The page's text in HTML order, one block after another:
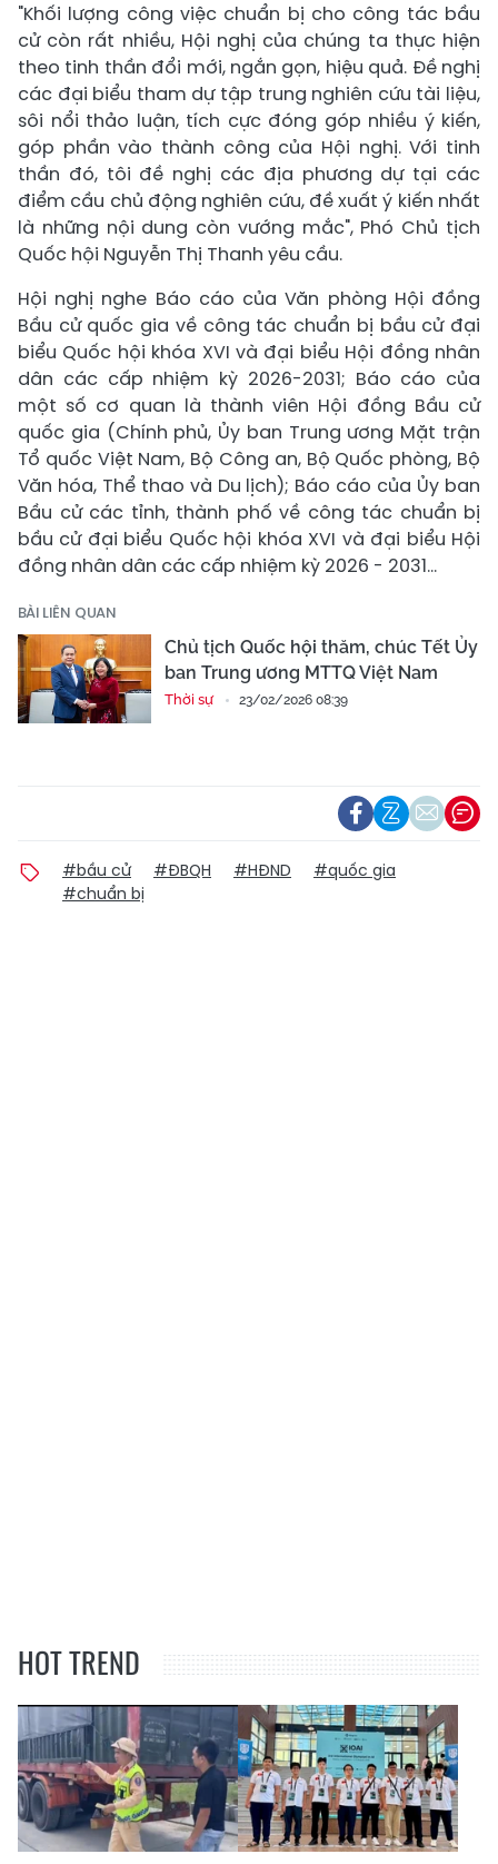
"Khối lượng công việc chuẩn bị cho công tác bầu
cử còn rất nhiều, Hội nghị của chúng ta thực hiện
theo tinh thần đổi mới, ngắn gọn, hiệu quả. Đề nghị
các đại biểu tham dự tập trung nghiên cứu tài liệu,
sôi nổi thảo luận, tích cực đóng góp nhiều ý kiến,
góp phần vào thành công của Hội nghị. Với tinh
thần đó, tôi đề nghị các địa phương dự tại các
điểm cầu chủ động nghiên cứu, đề xuất ý kiến nhất
là những nội dung còn vướng mắc", Phó Chủ tịch
Quốc hội Nguyễn Thị Thanh yêu cầu.
Hội nghị nghe Báo cáo của Văn phòng Hội đồng
Bầu cử quốc gia về công tác chuẩn bị bầu cử đại
biểu Quốc hội khóa XVI và đại biểu Hội đồng nhân
dân các cấp nhiệm kỳ 2026-2031; Báo cáo của
một số cơ quan là thành viên Hội đồng Bầu cử
quốc gia (Chính phủ, Ủy ban Trung ương Mặt trận
Tổ quốc Việt Nam, Bộ Công an, Bộ Quốc phòng, Bộ
Văn hóa, Thể thao và Du lịch); Báo cáo của Ủy ban
Bầu cử các tỉnh, thành phố về công tác chuẩn bị
bầu cử đại biểu Quốc hội khóa XVI và đại biểu Hội
đồng nhân dân các cấp nhiệm kỳ 2026 - 2031…
BÀI LIÊN QUAN
Chủ tịch Quốc hội thăm, chúc Tết Ủy
ban Trung ương MTTQ Việt Nam
Thời sự 23/02/2026 08:39
#bầu cử #ĐBQH #HĐND
#quốc gia
#chuẩn bị
HOT TREND